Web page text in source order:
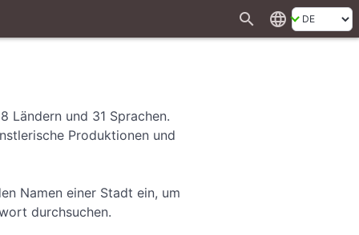
search language
Ländern und 31 Sprachen.
Produktionen und
Namen einer Stadt ein, um
durchsuchen.